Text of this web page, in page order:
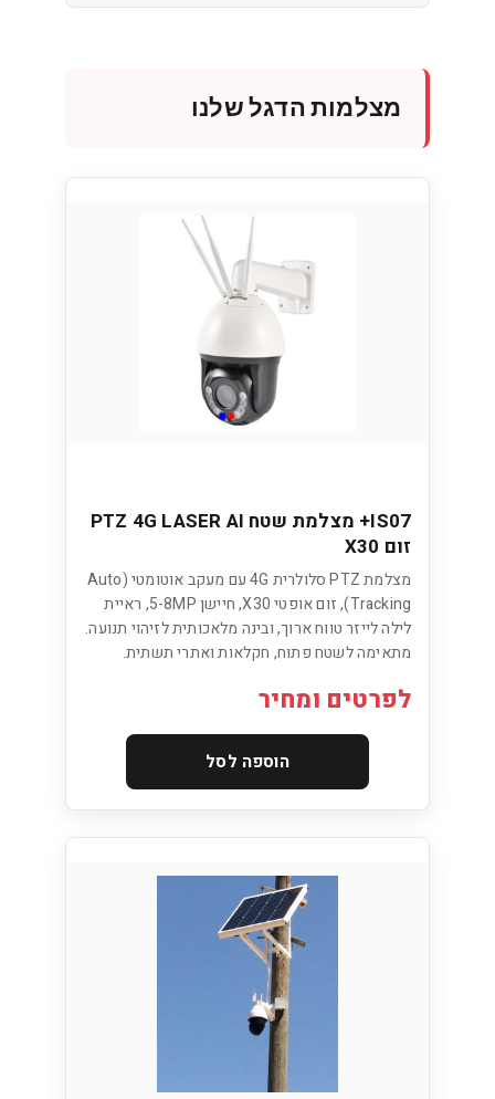
מצלמות הדגל שלנו
IS07+ מצלמת שטח PTZ 4G LASER AI
זום X30
מצלמת PTZ סלולרית 4G עם מעקב אוטומטי (Auto
Tracking), זום אופטי X30, חיישן 5-8MP, ראיית
לילה לייזר טווח ארוך, ובינה מלאכותית לזיהוי תנועה.
מתאימה לשטח פתוח, חקלאות ואתרי תשתית.
לפרטים ומחיר
הוספה לסל